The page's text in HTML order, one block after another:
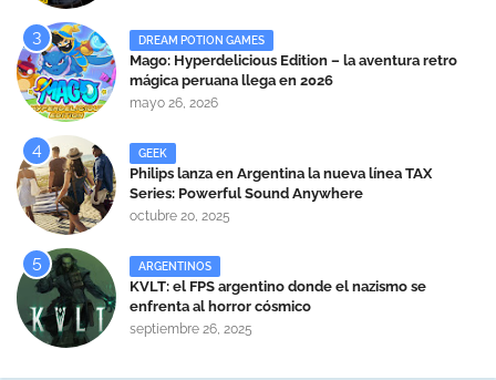
DREAM POTION GAMES
Mago: Hyperdelicious Edition – la aventura retro
mágica peruana llega en 2026
mayo 26, 2026
GEEK
Philips lanza en Argentina la nueva línea TAX
Series: Powerful Sound Anywhere
octubre 20, 2025
ARGENTINOS
KVLT: el FPS argentino donde el nazismo se
enfrenta al horror cósmico
septiembre 26, 2025